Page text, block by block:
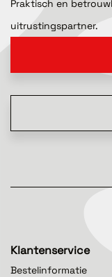
Praktisch en
uitrustingspartner.
Klantenservice
Bestelinformatie